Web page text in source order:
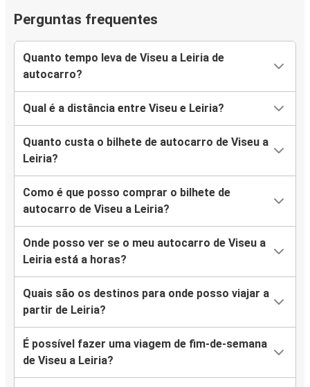
Perguntas frequentes
Quanto tempo leva de Viseu a Leiria de
autocarro?
Qual é a distância entre Viseu e Leiria?
Quanto custa o bilhete de autocarro de Viseu a
Leiria?
Como é que posso comprar o bilhete de
autocarro de Viseu a Leiria?
Onde posso ver se o meu autocarro de Viseu a
Leiria está a horas?
Quais são os destinos para onde posso viajar a
partir de Leiria?
É possível fazer uma viagem de fim-de-semana
de Viseu a Leiria?